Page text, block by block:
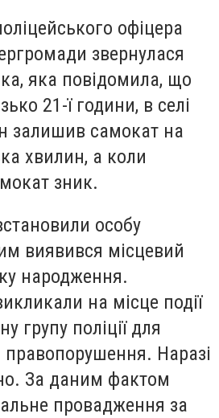
офіцера
звернулася
яка повідомила, що
21-ї години, в селі
залишив самокат на
хвилин, а коли
зник.
особу
виявився місцевий
народження.
на місце події
групу поліції для
Наразі
За даним фактом
провадження за